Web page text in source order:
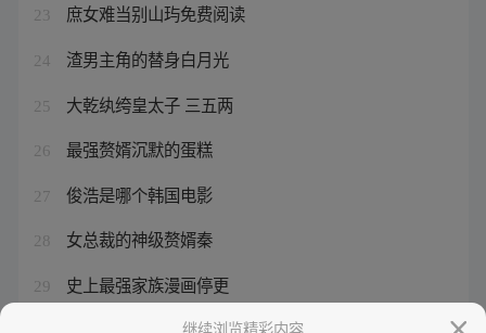
23 庶女难当别山玙免费阅读
24 渣男主角的替身白月光
25 大乾纨绔皇太子 三五两
26 最强赘婿沉默的蛋糕
27 俊浩是哪个韩国电影
28 女总裁的神级赘婿秦
29 史上最强家族漫画停更